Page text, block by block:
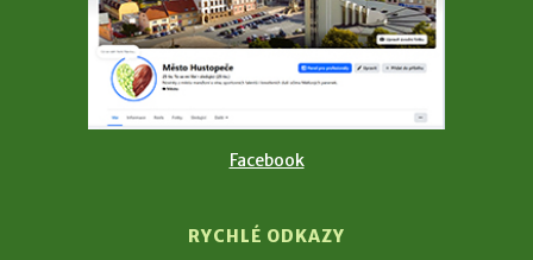
Facebook
RYCHLÉ ODKAZY